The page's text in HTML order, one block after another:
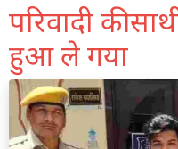
परिवादी की
हुआ ले गया